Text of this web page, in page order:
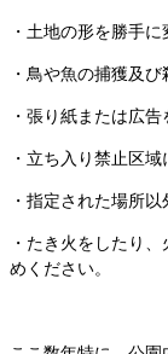
・土地の形を勝手に
・鳥や魚の捕獲及び
・張り紙または広
・立ち入り禁止区域
・指定された場所
・たき火をしたり
めください。